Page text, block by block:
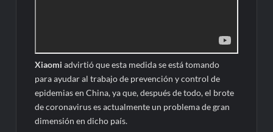
Xiaomiadvirtió que esta medida se está tomando
para ayudar al trabajo de prevención y control de
epidemias en China, ya que, después de todo, el brote
de coronavirus es actualmente un problema de gran
dimensión en dicho país.